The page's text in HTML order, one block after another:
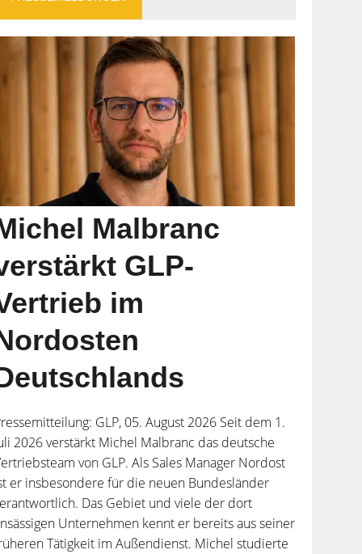
Malbranc
GLP-
im
GLP, 05. August 2026 Seit dem 1.
2026 verstärkt Michel Malbranc das deutsche
von GLP. Als Sales Manager Nordost
er insbesondere für die neuen Bundesländer
Das Gebiet und viele der dort
Unternehmen kennt er bereits aus seiner
Tätigkeit im Außendienst. Michel studierte